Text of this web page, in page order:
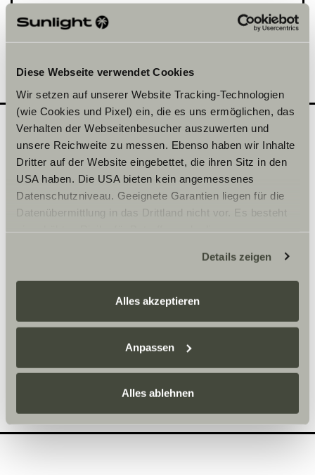
Diese Webseite verwendet Cookies
Wir setzen auf unserer Website Tracking-Technologien
(wie Cookies und Pixel) ein, die es uns ermöglichen, das
Verhalten der Webseitenbesucher auszuwerten und
unsere Reichweite zu messen. Ebenso haben wir Inhalte
Dritter auf der Website eingebettet, die ihren Sitz in den
USA haben. Die USA bieten kein angemessenes
Datenschutzniveau. Geeignete Garantien liegen für die
Datenübermittlung in das Drittland nicht vor. Es besteht
zustehen. Eingesetzte Dienstleister können Daten für
eigene Zwecke verarbeiten und mit anderen Daten
zusammenführen. Weitere Informationen finden Sie hier:
Sunlight Business. Akzeptieren Sie oder wählen Sie
einzelne Cookies/Dienste in den Einstellungen aus,
erteilen Sie uns Ihre Einwilligung zur Verarbeitung Ihrer
freiwillig, für den Besuch der Website nicht erforderlich
und kann jederzeit über die Einstellungen widerrufen
werden. Klicken Sie auf Ablehnen, werden nur die
Details zeigen
Alles akzeptieren
Anpassen
Alles ablehnen
2
Quel modèle souhaiteriez-
vous découvrir en
concession ?
Inscrivez ici la date de votre choix.
Heure